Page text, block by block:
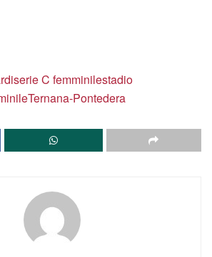
serie C femminilestadio
Ternana-Pontedera